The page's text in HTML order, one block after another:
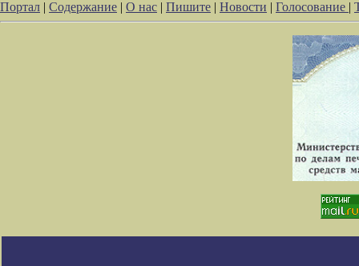
Портал | Содержание | О нас | Пишите | Новости | Голосование |